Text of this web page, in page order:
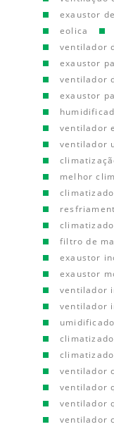
exaustor
eolica
ventilador
exaustor
ventilador
exaustor
ventilador
ventilador
melhor
filtro de
exaustor
exaustor
ventilador
ventilador
ventilador
ventilador
ventilador
ventilador